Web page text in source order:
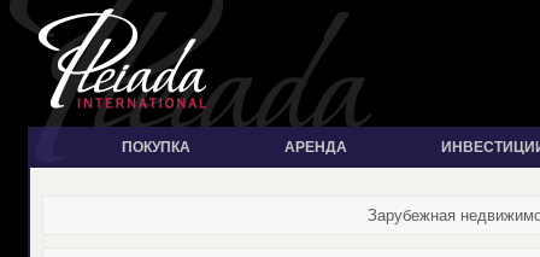
ПОКУПКА АРЕНДА
Зарубежная